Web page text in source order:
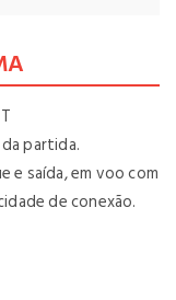
partida.
e saída, em voo com
de conexão.